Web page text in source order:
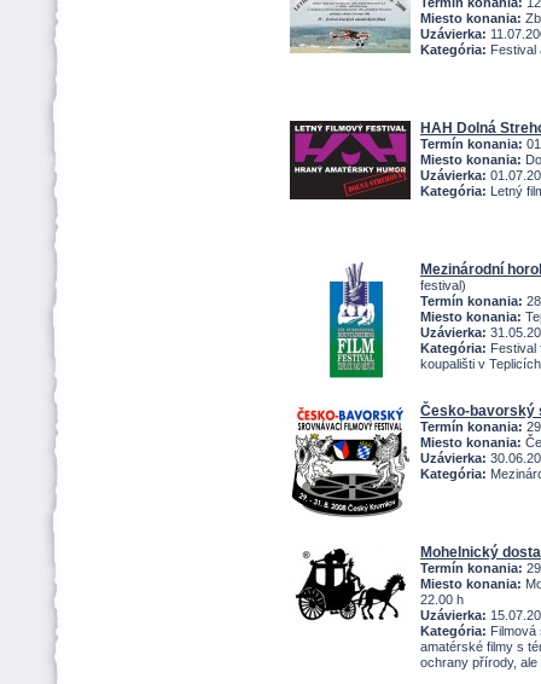
Miesto konania:
Uzávierka:
Kategória: Festival
HAH Dolná
Termín konania:
Miesto konania:
Uzávierka:
Kategória: Letný
Mezinárodní
festival)
Termín konania:
Miesto konania:
Uzávierka:
Kategória: Festival
koupališti v
Česko-bavorský
Termín konania:
Miesto konania:
Uzávierka:
Kategória:
Mohelnický
Termín konania:
Miesto konania:
22.00 h
Uzávierka:
Kategória:
amatérské filmy s
ochrany přírody,